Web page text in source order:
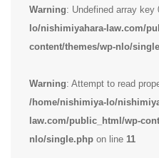
Warning: Undefined array key
lo/nishimiyahara-law.com/
content/themes/wp-nlo/
Warning: Attempt to read
/home/nishimiya-lo/
law.com/public_html/wp-
nlo/single.php on line 11